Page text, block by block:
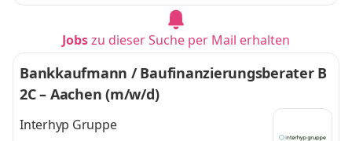
Jobszu dieser Suche per Mail erhalten
Bankkaufmann / Baufinanzierungsberater B
2C – Aachen (m/w/d)
Interhyp Gruppe